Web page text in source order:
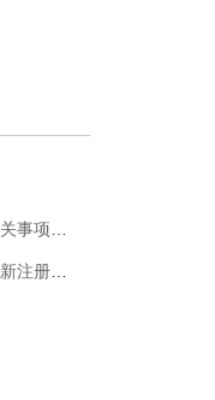
大竹新注册公司的避坑指南，重庆新注册公司的避坑指南